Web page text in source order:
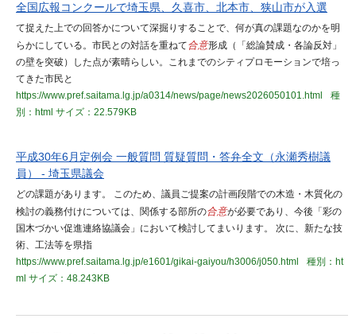
全国広報コンクールで埼玉県、久喜市、北本市、狭山市が入選
て捉えた上での回答かについて深掘りすることで、何が真の課題なのかを明
らかにしている。市民との対話を重ねて合意形成（「総論賛成・各論反対」
の壁を突破）した点が素晴らしい。これまでのシティプロモーションで培っ
てきた市民と
https://www.pref.saitama.lg.jp/a0314/news/page/news2026050101.html
種
別：html サイズ：22.579KB
平成30年6月定例会 一般質問 質疑質問・答弁全文（永瀬秀樹議
員） - 埼玉県議会
どの課題があります。 このため、議員ご提案の計画段階での木造・木質化の
検討の義務付けについては、関係する部所の合意が必要であり、今後「彩の
国木づかい促進連絡協議会」において検討してまいります。 次に、新たな技
術、工法等を県指
https://www.pref.saitama.lg.jp/e1601/gikai-gaiyou/h3006/j050.html
種別：ht
ml サイズ：48.243KB